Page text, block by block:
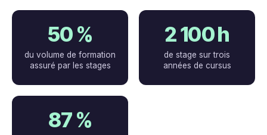
50 %
du volume de formation
assuré par les stages
2 100 h
de stage sur trois
années de cursus
87 %